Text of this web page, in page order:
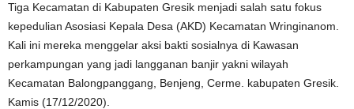
Tiga Kecamatan di Kabupaten Gresik menjadi salah satu fokus
kepedulian Asosiasi Kepala Desa (AKD) Kecamatan Wringinanom.
Kali ini mereka menggelar aksi bakti sosialnya di Kawasan
perkampungan yang jadi langganan banjir yakni wilayah
Kecamatan Balongpanggang, Benjeng, Cerme. kabupaten Gresik.
Kamis (17/12/2020).